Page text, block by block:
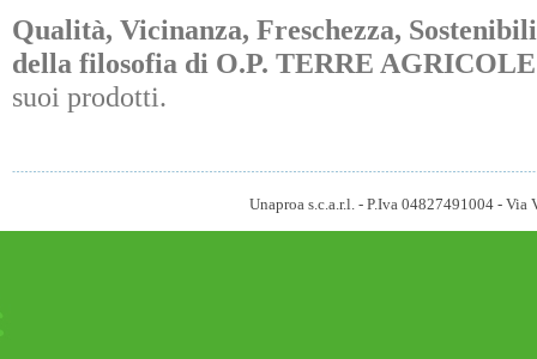
Qualità, Vicinanza, Freschezza,
della filosofia di O.P. TERRE AGRICOLE
suoi prodotti.
Unaproa s.c.a.r.l. - P.Iva 04827491004 -